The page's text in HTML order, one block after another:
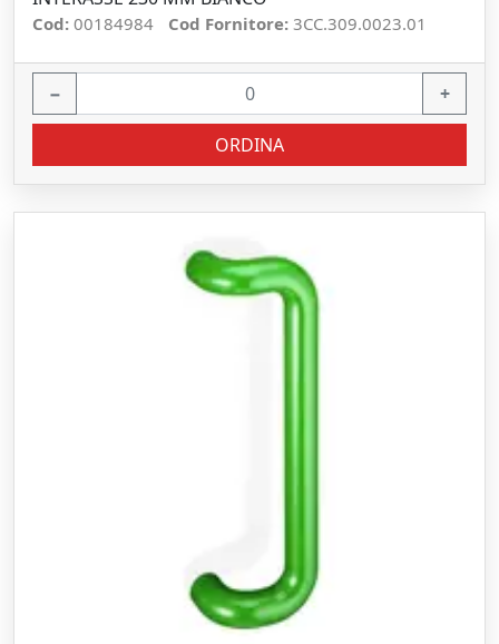
Cod: 00184984 Cod Fornitore: 3CC.309.0023.01
− +
ORDINA